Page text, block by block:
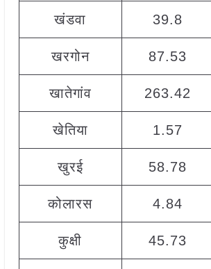
खंडवा 39.8
खरगोन 87.53
खातेगांव 263.42
खेतिया 1.57
खुरई 58.78
कोलारस 4.84
कुक्षी 45.73